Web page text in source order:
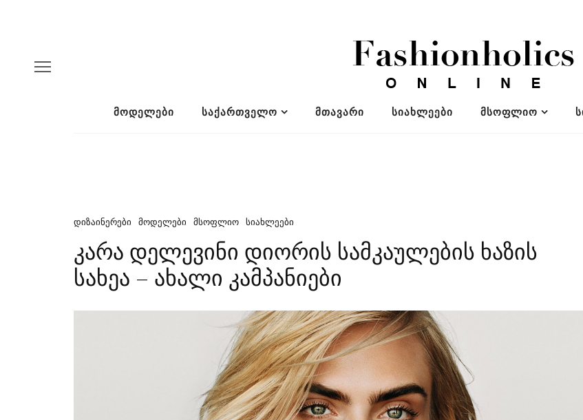
ᲛᲝᲓᲔᲚᲔᲑᲘ ᲡᲐᲥᲐᲠᲗᲕᲔᲚᲝ ᲛᲗᲐᲕᲐᲠᲘ ᲡᲘᲐᲮᲚᲔᲔᲑᲘ ᲛᲡᲝᲤᲚᲘᲝ
ᲓᲘᲖᲐᲘᲜᲔᲠᲔᲑᲘ ᲛᲝᲓᲔᲚᲔᲑᲘ ᲛᲡᲝᲤᲚᲘᲝ ᲡᲘᲐᲮᲚᲔᲔᲑᲘ
კარა დელევინი დიორის სამკაულების ხაზის
სახეა – ახალი კამპანიები